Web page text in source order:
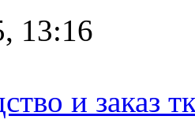
13:16
и заказ